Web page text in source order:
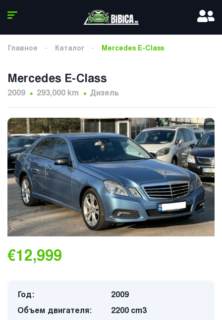
Главное Каталог Mercedes E-Class
Mercedes E-Class
2009 293,000 km Дизель
€12,999
Год:
2009
Объем двигателя:
2200 cm3